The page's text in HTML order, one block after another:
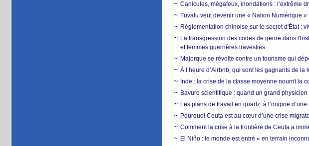
Canicules, mégafeux, inondations : l’extrême
Tuvalu veut devenir une « Nation Numérique
Réglementation chinoise sur le secret d'État :
La transgression des codes de genre dans
et femmes guerrières travesties
Majorque se révolte contre un tourisme qui
À l’heure d’Airbnb, qui sont les gagnants de
Inde : la crise de la classe moyenne nourrit la
Bavure scientifique : quand un grand
Les plans de travail en quartz, à l’origine
Pourquoi Ceuta est au cœur d’une crise
Comment la crise à la frontière de Ceuta a
El Niño : le monde est entré « en terrain